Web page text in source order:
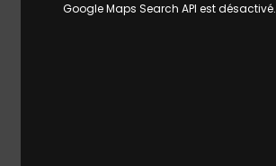
Google Maps Search API est désactivé.